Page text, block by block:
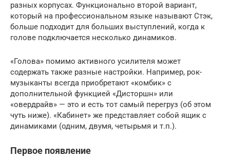
разных корпусах. Функционально второй вариант,
который на профессиональном языке называют Стэк,
больше подходит для больших выступлений, когда к
голове подключается несколько динамиков.
«Голова» помимо активного усилителя может
содержать также разные настройки. Например, рок-
музыканты всегда приобретают «комбик» с
дополнительной функцией «Дисторшн» или
«овердрайв» — это и есть тот самый перегруз (об этом
чуть ниже). «Кабинет» же представляет собой ящик с
динамиками (одним, двумя, четырьмя и т.п.).
Первое появление